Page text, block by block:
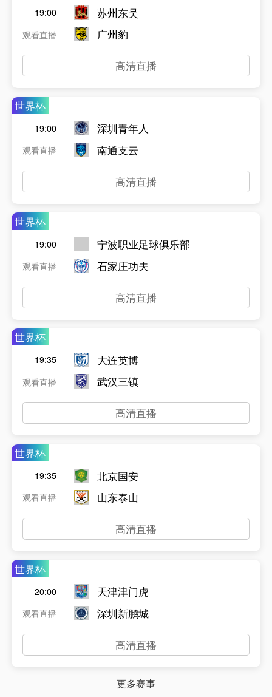
19:00
观看直播
苏州东吴
广州豹
高清直播
世界杯
19:00
观看直播
深圳青年人
南通支云
高清直播
世界杯
19:00
观看直播
宁波职业足球俱乐部
石家庄功夫
高清直播
世界杯
19:35
观看直播
大连英博
武汉三镇
高清直播
世界杯
19:35
观看直播
北京国安
山东泰山
高清直播
世界杯
20:00
观看直播
天津津门虎
深圳新鹏城
高清直播
更多赛事